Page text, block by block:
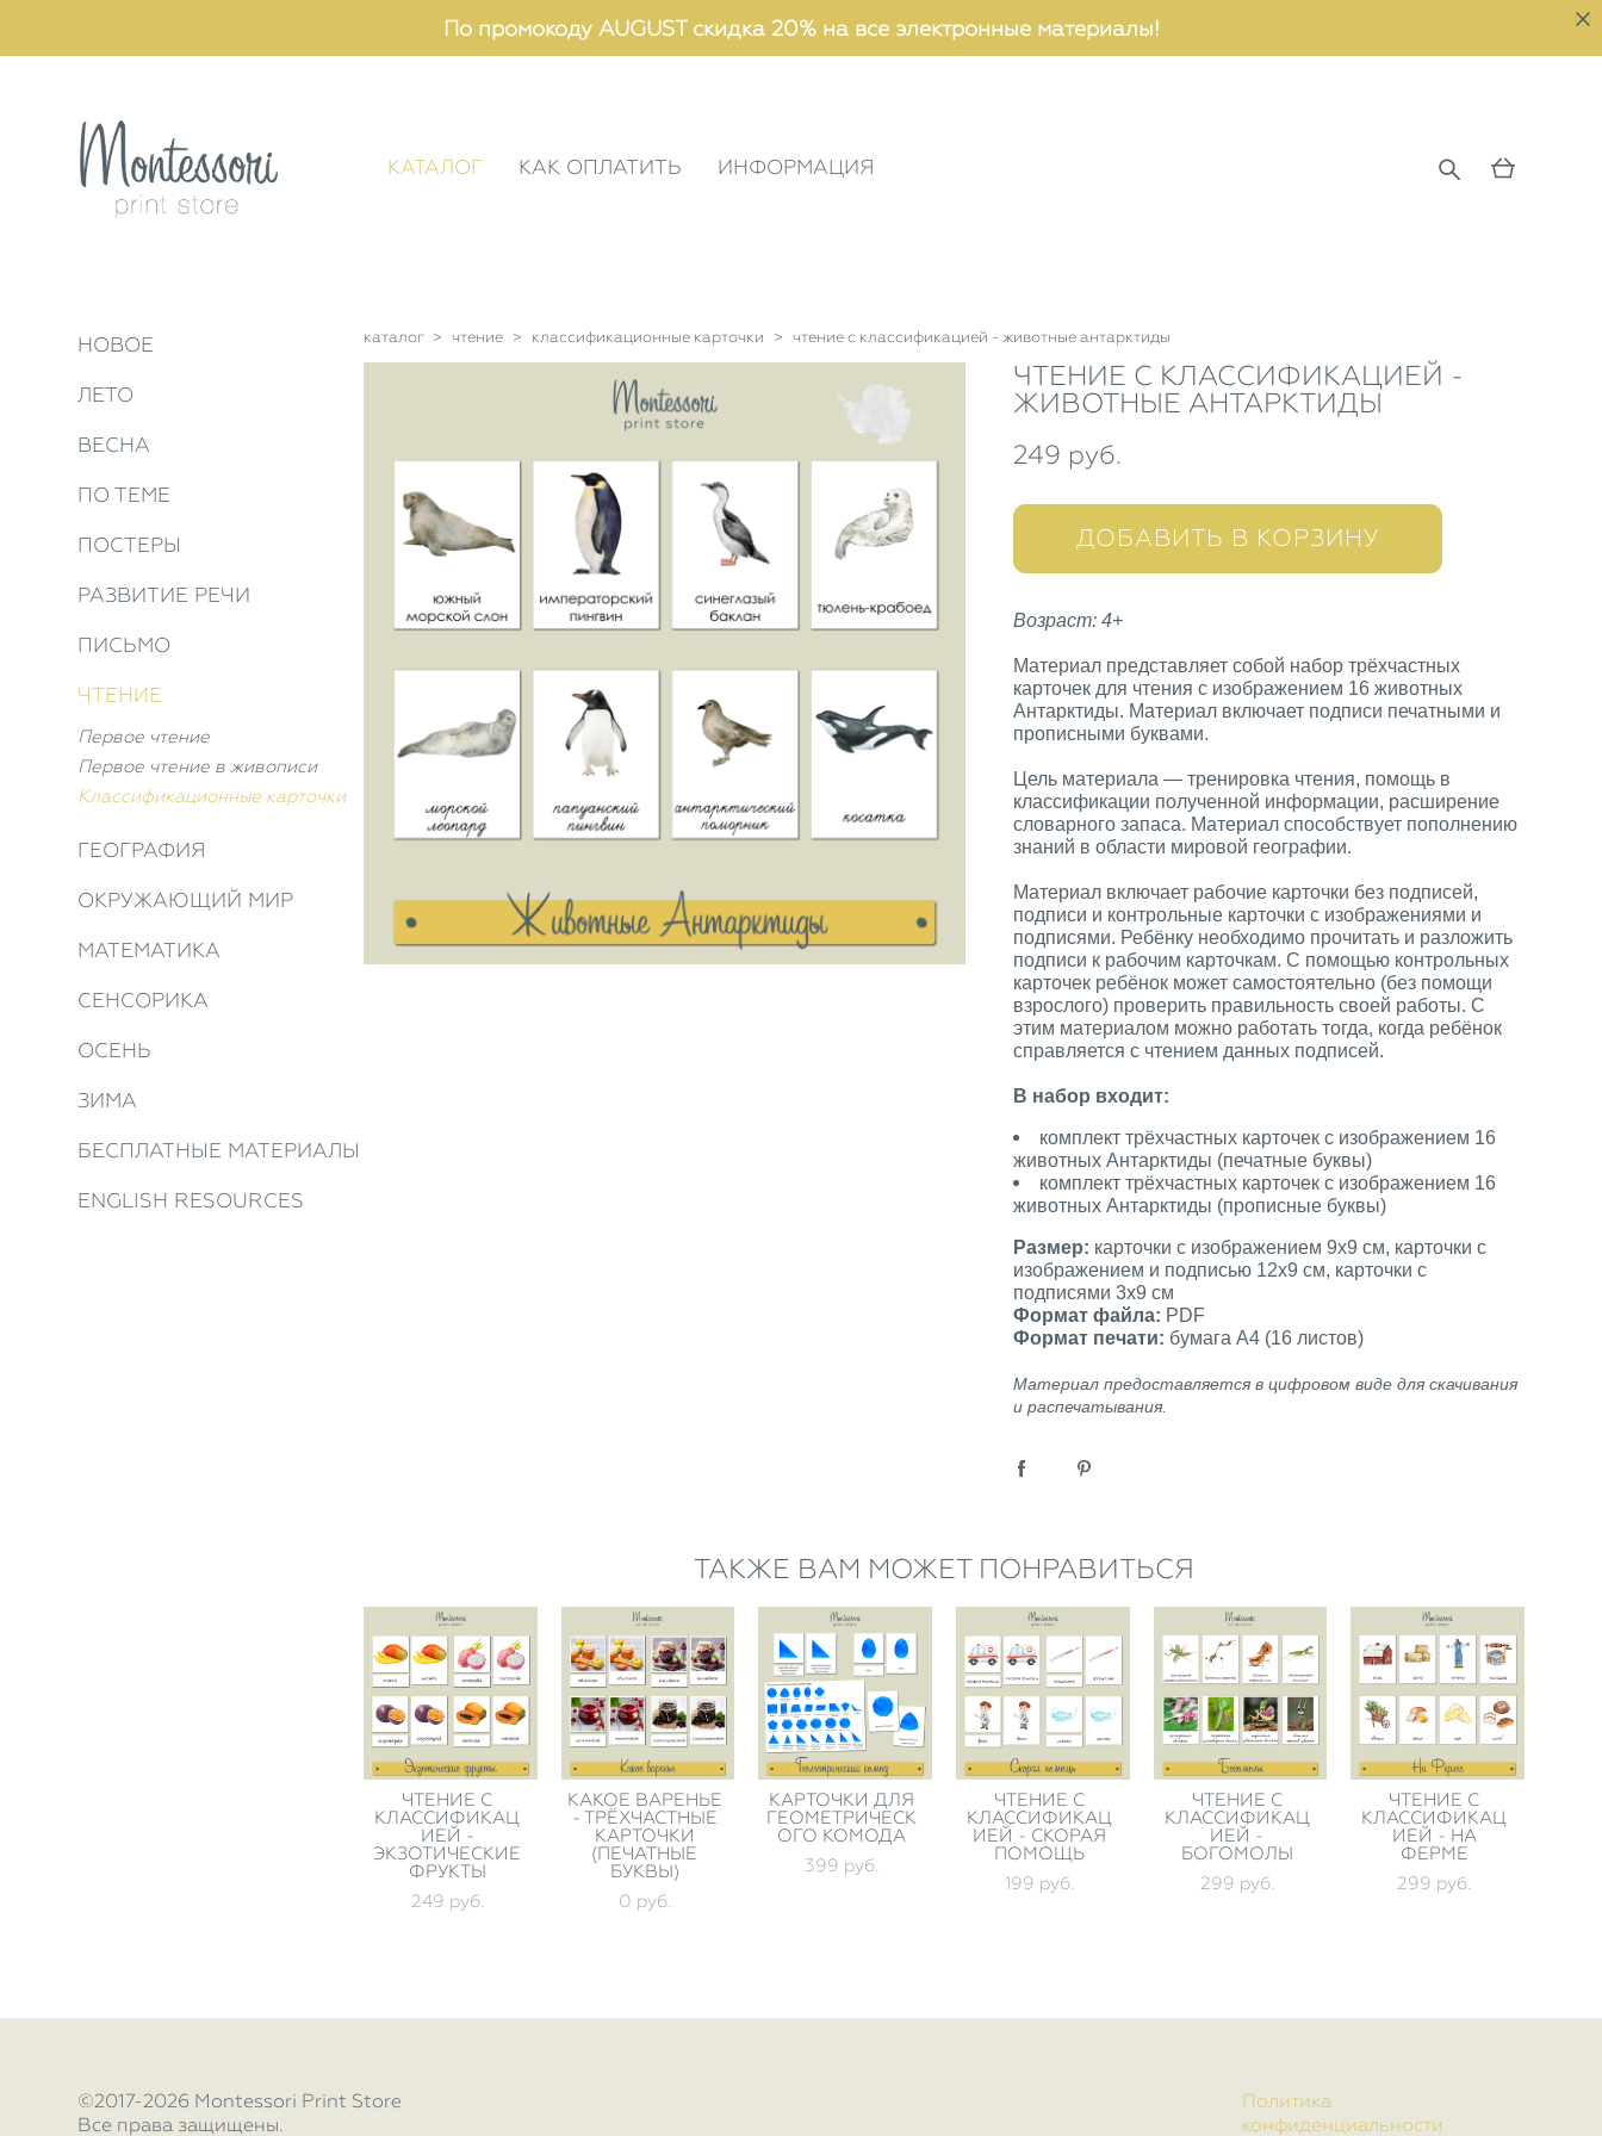
По промокоду AUGUST скидка 20% на все электронные материалы!
КАТАЛОГ КАК ОПЛАТИТЬ ИНФОРМАЦИЯ
НОВОЕ
ЛЕТО
ВЕСНА
ПО ТЕМЕ
ПОСТЕРЫ
РАЗВИТИЕ РЕЧИ
ПИСЬМО
ЧТЕНИЕ
Первое чтение
Первое чтение в живописи
Классификационные карточки
ГЕОГРАФИЯ
ОКРУЖАЮЩИЙ МИР
МАТЕМАТИКА
СЕНСОРИКА
ОСЕНЬ
ЗИМА
БЕСПЛАТНЫЕ МАТЕРИАЛЫ
ENGLISH RESOURCES
каталог > чтение > классификационные карточки > чтение с классификацией - животные антарктиды
ЧТЕНИЕ С КЛАССИФИКАЦИЕЙ -
ЖИВОТНЫЕ АНТАРКТИДЫ
249 pуб.
ДОБАВИТЬ В КОРЗИНУ
Возраст: 4+
Материал представляет собой набор трёхчастных
карточек для чтения с изображением 16 животных
Антарктиды. Материал включает подписи печатными и
прописными буквами.
Цель материала — тренировка чтения, помощь в
классификации полученной информации, расширение
словарного запаса. Материал способствует пополнению
знаний в области мировой географии.
Материал включает рабочие карточки без подписей,
подписи и контрольные карточки с изображениями и
подписями. Ребёнку необходимо прочитать и разложить
подписи к рабочим карточкам. С помощью контрольных
карточек ребёнок может самостоятельно (без помощи
взрослого) проверить правильность своей работы. С
этим материалом можно работать тогда, когда ребёнок
справляется с чтением данных подписей.
В набор входит:
комплект трёхчастных карточек с изображением 16
животных Антарктиды (печатные буквы)
комплект трёхчастных карточек с изображением 16
животных Антарктиды (прописные буквы)
Размер: карточки с изображением 9х9 см, карточки с
изображением и подписью 12х9 см, карточки с
подписями 3х9 см
Формат файла: PDF
Формат печати: бумага А4 (16 листов)
Материал предоставляется в цифровом виде для скачивания
и распечатывания.
ТАКЖЕ ВАМ МОЖЕТ ПОНРАВИТЬСЯ
ЧТЕНИЕ С
КЛАССИФИКАЦ
ИЕЙ -
ЭКЗОТИЧЕСКИЕ
ФРУКТЫ
249 pуб.
КАКОЕ ВАРЕНЬЕ
- ТРЁХЧАСТНЫЕ
КАРТОЧКИ
(ПЕЧАТНЫЕ
БУКВЫ)
0 pуб.
КАРТОЧКИ ДЛЯ
ГЕОМЕТРИЧЕСК
ОГО КОМОДА
399 pуб.
ЧТЕНИЕ С
КЛАССИФИКАЦ
ИЕЙ - СКОРАЯ
ПОМОЩЬ
199 pуб.
ЧТЕНИЕ С
КЛАССИФИКАЦ
ИЕЙ -
БОГОМОЛЫ
299 pуб.
ЧТЕНИЕ С
КЛАССИФИКАЦ
ИЕЙ - НА
ФЕРМЕ
299 pуб.
©2017-2026 Montessori Print Store
Все права защищены.
Политика
конфиденциальности